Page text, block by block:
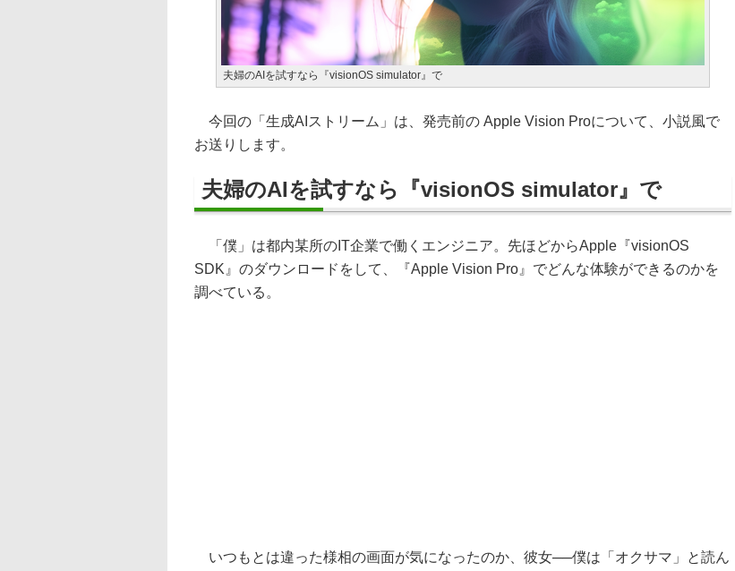
夫婦のAIを試すなら『visionOS simulator』で
今回の「生成AIストリーム」は、発売前の Apple Vision Proについて、小説風で
お送りします。
夫婦のAIを試すなら『visionOS simulator』で
「僕」は都内某所のIT企業で働くエンジニア。先ほどからApple『visionOS
SDK』のダウンロードをして、『Apple Vision Pro』でどんな体験ができるのかを
調べている。
いつもとは違った様相の画面が気になったのか、彼女──僕は「オクサマ」と読ん